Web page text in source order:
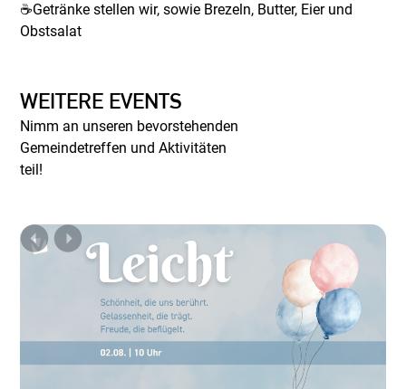
☕Getränke stellen wir, sowie Brezeln, Butter, Eier und
Obstsalat
WEITERE EVENTS
Nimm an unseren bevorstehenden
Gemeindetreffen und Aktivitäten
teil!